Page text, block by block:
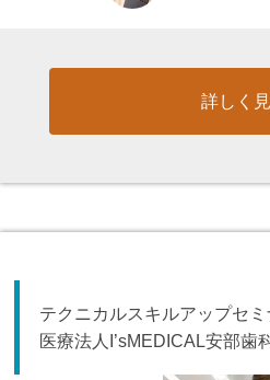
詳しく
テクニカルスキルアップセ
医療法人I’sMEDICAL安部歯